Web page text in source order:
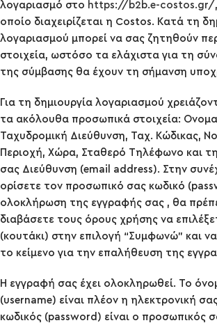
λογαριασμό στo https://b2b.e-costos.gr/
οποίο διαχειρίζεται η Costos. Κατά τη
λογαριασμού μπορεί να σας ζητηθούν
στοιχεία, ωστόσο τα ελάχιστα για τη
της σύμβασης θα έχουν τη σήμανση
Για τη δημιουργία λογαριασμού
τα ακόλουθα προσωπικά στοιχεία:
Ταχυδρομική Διεύθυνση, Ταχ. Κώδικας,
Περιοχή, Χώρα, Σταθερό Τηλέφωνο και
σας Διεύθυνση (email address). Στην
ορίσετε τον προσωπικό σας κωδικό
ολοκλήρωση της εγγραφής σας , θα
διαβάσετε τους όρους χρήσης να
(κουτάκι) στην επιλογή “Συμφωνώ” και
το κείμενο για την επαλήθευση της
Η εγγραφή σας έχει ολοκληρωθεί. Το
(username) είναι πλέον η ηλεκτρονική
κωδικός (password) είναι ο προσωπικός